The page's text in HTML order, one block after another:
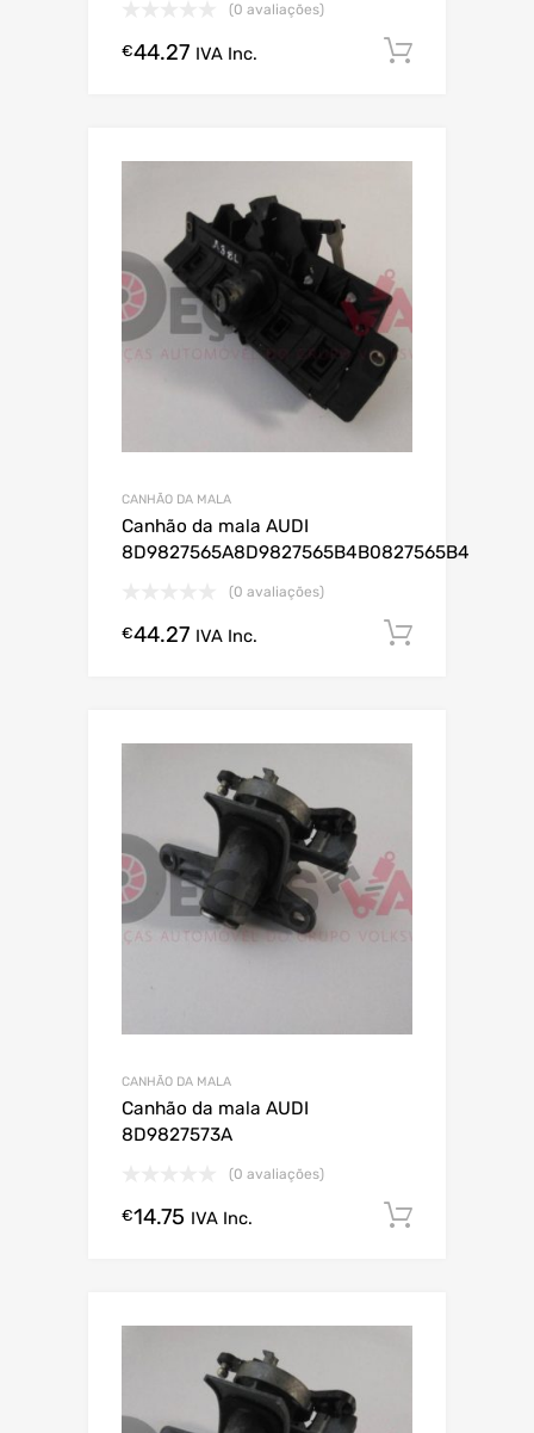
(0 avaliações)
€44.27 IVA Inc.
CANHÃO DA MALA
Canhão da mala AUDI
8D9827565A8D9827565B4B0827565B4
(0 avaliações)
€44.27 IVA Inc.
CANHÃO DA MALA
Canhão da mala AUDI
8D9827573A
(0 avaliações)
€14.75 IVA Inc.